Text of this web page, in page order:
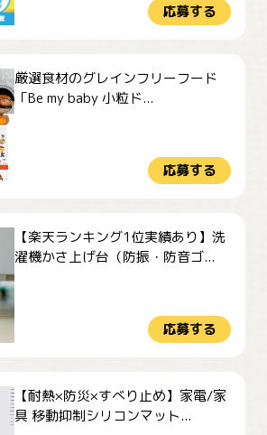
応募する
厳選食材のグレインフリーフード
「Be my baby 小粒ド...
応募する
【楽天ランキング1位実績あり】洗
濯機かさ上げ台（防振・防音ゴ...
応募する
【耐熱×防災×すべり止め】家電/家
具 移動抑制シリコンマット...